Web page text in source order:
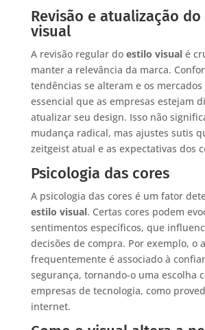
Revisão e atualização
visual
A revisão regular do estilo visualé
manter a relevância da marca.
tendências se alteram e os
essencial que as empresas estejam
atualizar seu design. Isso não
mudança radical, mas ajustes sutis
zeitgeist atual e as expectativas dos
Psicologia das cores
A psicologia das cores é um fator
estilo visual. Certas cores podem
sentimentos específicos, que
decisões de compra. Por exemplo, o
frequentemente é associado à
segurança, tornando-o uma escolha
empresas de tecnologia, como
internet.